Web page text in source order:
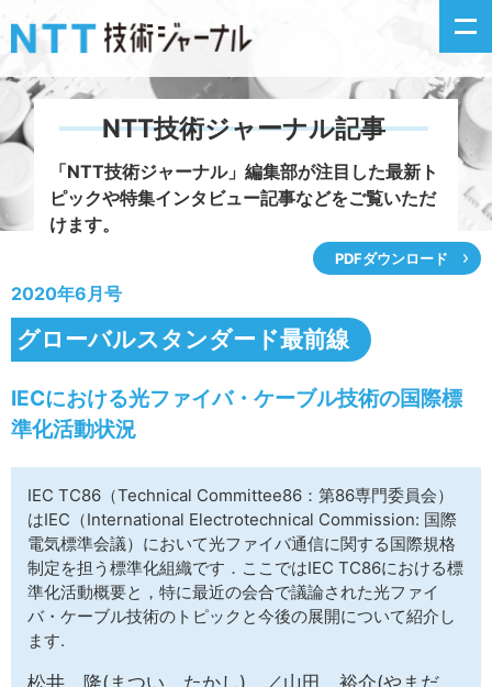
新着情報
掲載月毎記事
イベントカレンダー
サイトマップ
NTT技術ジャーナル記事
「NTT技術ジャーナル」編集部が注目した最新ト
ピックや特集インタビュー記事などをご覧いただ
けます。
PDFダウンロード
2020年6月号
グローバルスタンダード最前線
IECにおける光ファイバ・ケーブル技術の国際標
準化活動状況
IEC TC86（Technical Committee86：第86専門委員会）
はIEC（International Electrotechnical Commission: 国際
電気標準会議）において光ファイバ通信に関する国際規格
制定を担う標準化組織です．ここではIEC TC86における標
準化活動概要と，特に最近の会合で議論された光ファイ
バ・ケーブル技術のトピックと今後の展開について紹介し
ます.
松井 隆(まつい たかし) ／山田 裕介(やまだ